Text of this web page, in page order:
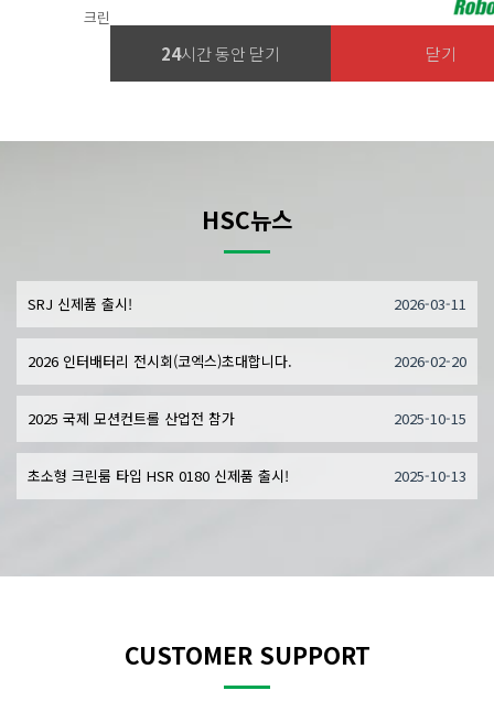
24시간 동안 닫기 닫기
크린룸, 반도체, 디스플레이 및 자동화설비 등 적용가능
HSC뉴스
SRJ 신제품 출시! 2026-03-11
2026 인터배터리 전시회(코엑스)초대합니다. 2026-02-20
2025 국제 모션컨트롤 산업전 참가 2025-10-15
초소형 크린룸 타입 HSR 0180 신제품 출시! 2025-10-13
CUSTOMER SUPPORT